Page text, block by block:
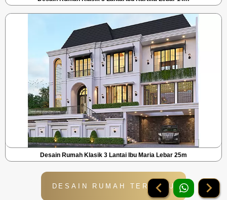
Desain Rumah Klasik 3 Lantai Ibu Maria Lebar 25m
DESAIN RUMAH TERBARU